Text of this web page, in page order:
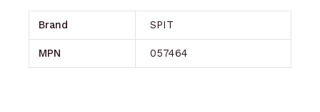
Brand SPIT
MPN 057464